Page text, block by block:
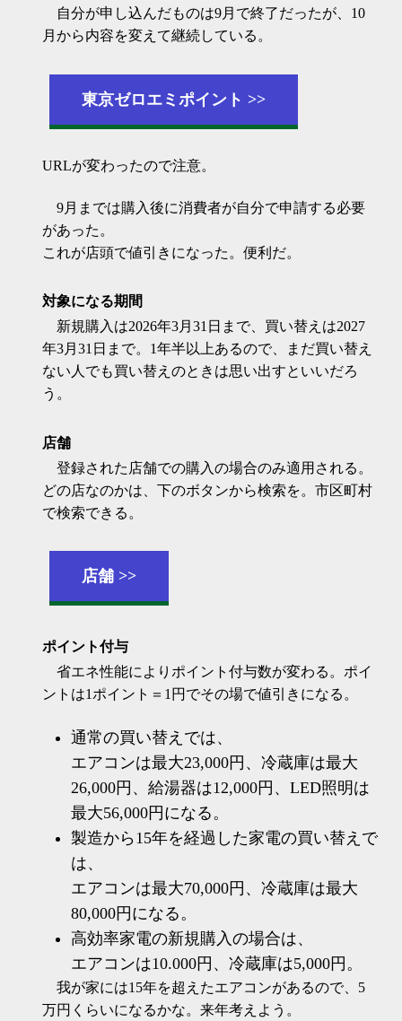
自分が申し込んだものは9月で終了だったが、10
月から内容を変えて継続している。
東京ゼロエミポイント
URLが変わったので注意。
9月までは購入後に消費者が自分で申請する必要
があった。
これが店頭で値引きになった。便利だ。
対象になる期間
新規購入は2026年3月31日まで、買い替えは2027
年3月31日まで。1年半以上あるので、まだ買い替え
ない人でも買い替えのときは思い出すといいだろ
う。
店舗
登録された店舗での購入の場合のみ適用される。
どの店なのかは、下のボタンから検索を。市区町村
で検索できる。
店舗
ポイント付与
省エネ性能によりポイント付与数が変わる。ポイ
ントは1ポイント＝1円でその場で値引きになる。
通常の買い替えでは、
エアコンは最大23,000円、冷蔵庫は最大
26,000円、給湯器は12,000円、LED照明は
最大56,000円になる。
製造から15年を経過した家電の買い替えで
は、
エアコンは最大70,000円、冷蔵庫は最大
80,000円になる。
高効率家電の新規購入の場合は、
エアコンは10.000円、冷蔵庫は5,000円。
我が家には15年を超えたエアコンがあるので、5
万円くらいになるかな。来年考えよう。